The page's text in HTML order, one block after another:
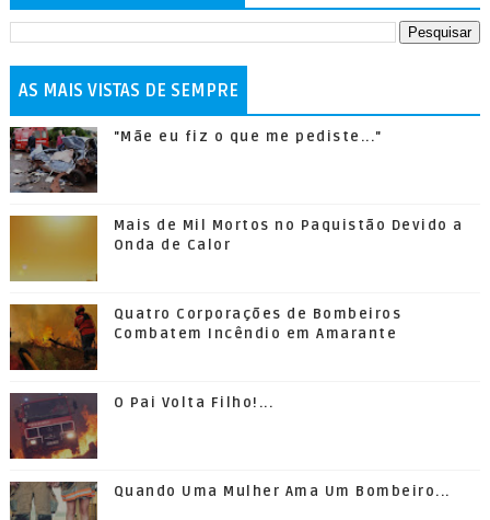
AS MAIS VISTAS DE SEMPRE
"Mãe eu fiz o que me pediste..."
Mais de Mil Mortos no Paquistão Devido a
Onda de Calor
Quatro Corporações de Bombeiros
Combatem Incêndio em Amarante
O Pai Volta Filho!...
Quando Uma Mulher Ama Um Bombeiro...